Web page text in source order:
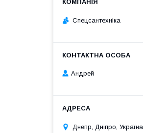
Спецсантехніка
Андрей
Днепр, Дніпро, Україна